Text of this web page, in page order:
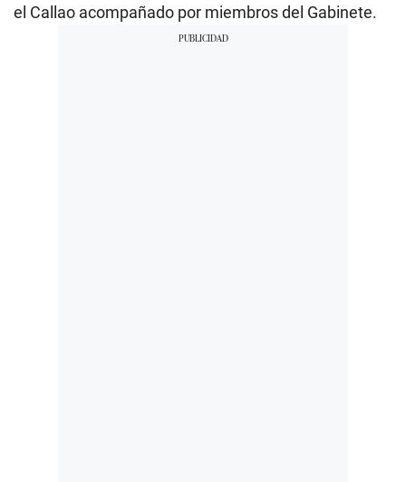
el Callao acompañado por miembros del Gabinete.